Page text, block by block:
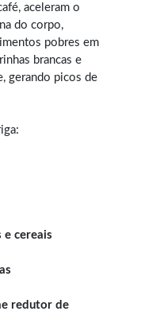
aceleram o
do corpo,
pobres em
brancas e
gerando picos de
e cereais
redutor de